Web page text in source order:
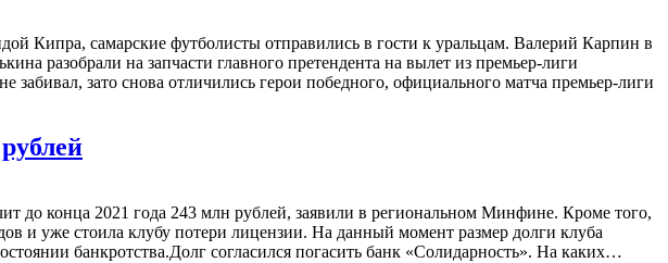
Кипра, самарские футболисты отправились в гости к уральцам. Валерий Карпин в
разобрали на запчасти главного претендента на вылет из премьер-лиги
зато снова отличились герои победного, официального матча премьер-лиги
до конца 2021 года 243 млн рублей, заявили в региональном Минфине. Кроме того,
и уже стоила клубу потери лицензии. На данный момент размер долги клуба
банкротства.Долг согласился погасить банк «Солидарность». На каких…